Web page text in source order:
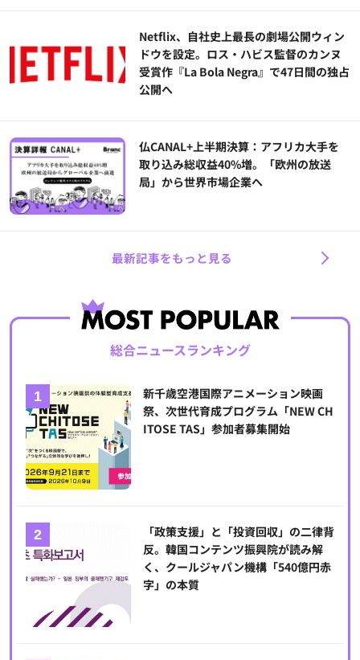
Netflix、自社史上最長の劇場公開ウィン
ドウを設定。ロス・ハビス監督のカンヌ
受賞作『La Bola Negra』で47日間の独占
公開へ
仏CANAL+上半期決算：アフリカ大手を
取り込み総収益40%増。「欧州の放送
局」から世界市場企業へ
最新記事をもっと見る
総合ニュースランキング
新千歳空港国際アニメーション映画
祭、次世代育成プログラム「NEW CH
ITOSE TAS」参加者募集開始
「政策支援」と「投資回収」の二律背
反。韓国コンテンツ振興院が読み解
く、クールジャパン機構「540億円赤
字」の本質